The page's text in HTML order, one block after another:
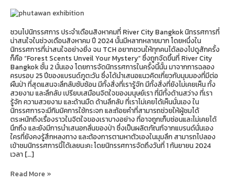
ชวนไปนิทรรศการ ประจำเดือนสิงหาคมที่ River City Bangkok นิทรรศการที่
น่าสนใจในช่วงเดือนสิงหาคม ปี 2024 นั้นมีหลากหลายมาก โดยหนึ่งใน
นิทรรศการที่น่าสนใจอย่างยิ่ง จน TCH อยากชวนให้ทุกคนได้ลองไปดูสักครั้ง
ก็คือ “Forest Scents Unveil Your Mystery” ซึ่งถูกจัดขึ้นที่ River City
Bangkok ชั้น 2 นั่นเอง โดยการจัดนิทรรศการในครั้งนี้นั้น มาจากการฉลอง
ครบรอบ 25 ปีของแบรนด์ภูตะวัน ซึ่งได้นำเสนอแนวคิดเกี่ยวกับมุมมองที่มีต่อ
ผืนป่า ที่สุดแสนจะลึกลับซับซ้อน มีทั้งสิ่งที่เรารู้จัก มีทั้งสิ่งที่ยังไม่เคยเห็น ทั้ง
สวยงาม และลึกลับ เปรียบเสมือนจิตใจของมนุษย์เรา ที่มีทั้งด้านสว่าง ที่เรา
รู้จัก ความสวยงาม และด้านมืด ด้านลึกลับ ที่เราไม่เคยได้เห็นนั่นเอง ใน
นิทรรศการจะมีกิมมิคการใช้กระจก และถ้อยคำที่สามารถช่วยให้ผู้ชมได้
ตระหนักถึงเรื่องราวในจิตใจของเราบางอย่าง ที่อาจถูกเก็บซ่อนและไม่เคยได้
นึกถึง และยังมีการนำเสนอกลิ่นของป่า ซึ่งเป็นผลิตภัณฑ์จากแบรนด์นั่นเอง
ใครที่ยังคงรู้สึกหลงทาง และต้องการตามหาตัวเองในมุมลึก สามารถไปลอง
เข้าชมนิทรรศการนี้ได้เลยนะคะ โดยนิทรรศการจัดถึงวันที่ 1 กันยายน 2024
เวลา […]
Read More »